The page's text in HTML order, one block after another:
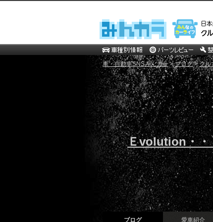
車・自動車SNSみんカラ>ブログ>クル
Ｅvolution・・
ブログ 愛車紹介